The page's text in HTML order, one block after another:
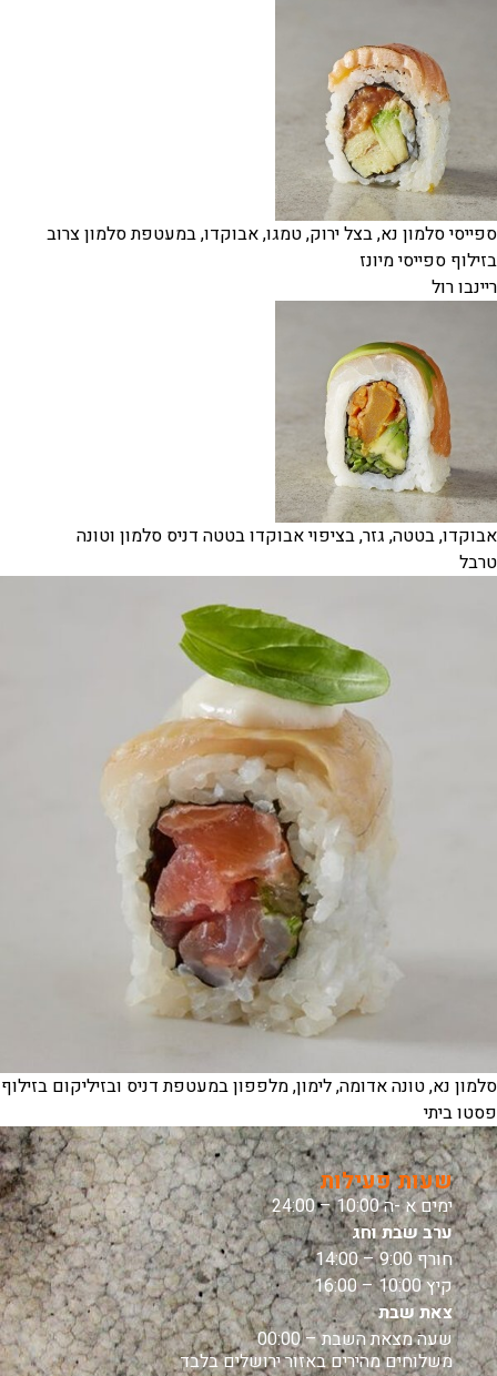
ספייסי סלמון נא, בצל ירוק, טמגו, אבוקדו, במעטפת סלמון צרוב
בזילוף ספייסי מיונז
ריינבו רול
אבוקדו, בטטה, גזר, בציפוי אבוקדו בטטה דניס סלמון וטונה
טרבל
סלמון נא, טונה אדומה, לימון, מלפפון במעטפת דניס ובזיליקום בזילוף
פסטו ביתי
שעות פעילות
ימים א -ה 10:00 – 24:00
ערב שבת וחג
חורף 9:00 – 14:00
קיץ 10:00 – 16:00
צאת שבת
שעה מצאת השבת – 00:00
משלוחים מהירים באזור ירושלים בלבד